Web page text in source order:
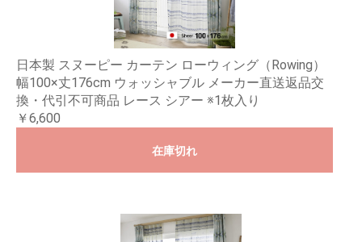
日本製 スヌーピー カーテン ローウィング（Rowing）
幅100×丈176cm ウォッシャブル メーカー直送返品交
換・代引不可商品 レース シアー ※1枚入り
￥6,600
在庫切れ